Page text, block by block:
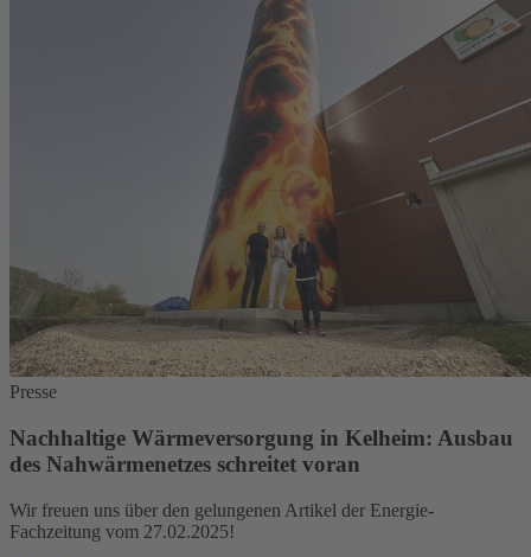
Presse
Nachhaltige Wärmeversorgung in Kelheim: Ausbau
des Nahwärmenetzes schreitet voran
Wir freuen uns über den gelungenen Artikel der Energie-
Fachzeitung vom 27.02.2025!